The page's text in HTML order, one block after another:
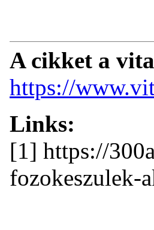
A cikket a
https://
Links:
[1] https://
fozokeszulek-